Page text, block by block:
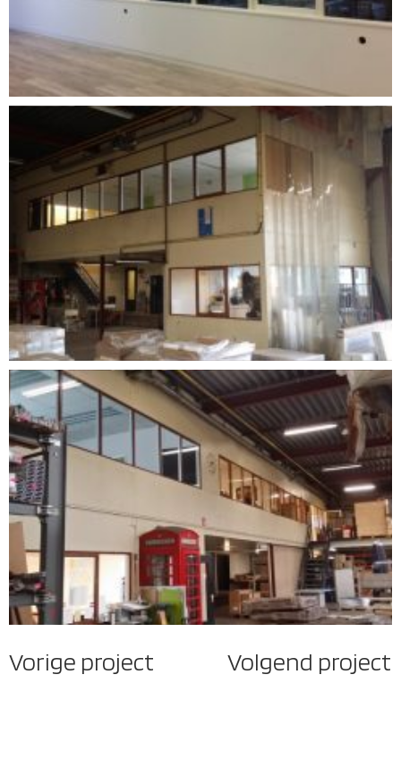
Vorige project Volgend project